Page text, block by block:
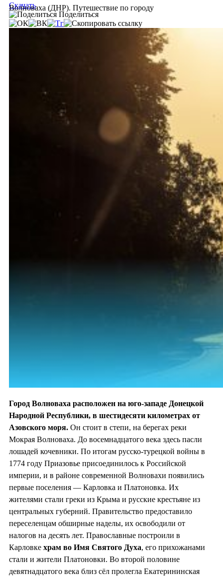
Волноваха (ДНР). Путешествие по городу
Скачать
Поделиться
Город Волноваха расположен на юго-западе Донецкой
Народной Республики, в шестидесяти километрах от
Азовского моря. Он стоит в степи, на берегах реки
Мокрая Волноваха. До восемнадцатого века здесь пасли
лошадей кочевники. По итогам русско-турецкой войны в
1774 году Приазовье присоединилось к Российской
империи, и в районе современной Волновахи появились
первые поселения — Карловка и Платоновка. Их
жителями стали греки из Крыма и русские крестьяне из
центральных губерний. Правительство предоставило
переселенцам обширные наделы, их освободили от
налогов на десять лет. Православные построили в
Карловке храм во Имя Святого Духа, его прихожанами
стали и жители Платоновки. Во второй половине
девятнадцатого века близ сёл пролегла Екатерининская